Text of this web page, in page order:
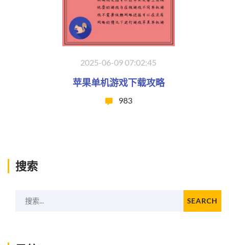
2025-06-09 07:02:45
苹果单机游戏下载攻略
983
搜索
搜索... SEARCH